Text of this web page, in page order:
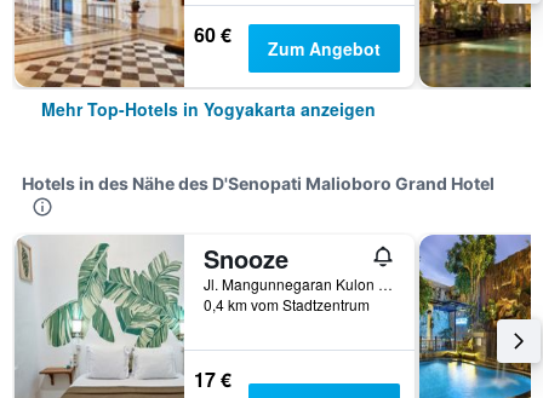
60 € Zum Angebot
Mehr Top-Hotels in Yogyakarta anzeigen
Hotels in des Nähe des D'Senopati Malioboro Grand Hotel
Snooze
Jl. Mangunnegaran Kulon No.9, Yogyakarta, Indonesien
0,4 km vom Stadtzentrum
17 €